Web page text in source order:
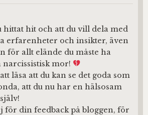
hittat hit och att du vill dela med
erfarenheter och insikter, även
för allt elände du måste ha
narcissistisk mor!
läsa att du kan se det goda som
att du nu har en hälsosam
för din feedback på bloggen, för